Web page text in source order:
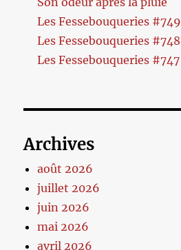
Les Fessebouqueries #749
Les Fessebouqueries #748
Les Fessebouqueries #747
Archives
août 2026
juillet 2026
juin 2026
mai 2026
avril 2026